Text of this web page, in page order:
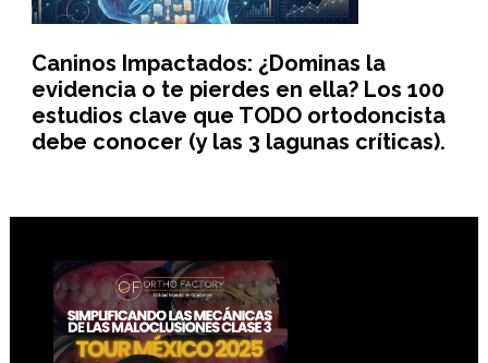
Caninos Impactados: ¿Dominas la
evidencia o te pierdes en ella? Los 100
estudios clave que TODO ortodoncista
debe conocer (y las 3 lagunas críticas).
Footer